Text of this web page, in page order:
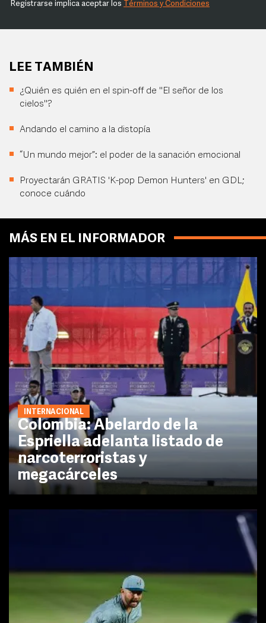
Registrarse implica aceptar los Términos y Condiciones
LEE TAMBIÉN
¿Quién es quién en el spin-off de "El señor de los
cielos"?
Andando el camino a la distopía
“Un mundo mejor”: el poder de la sanación emocional
Proyectarán GRATIS 'K-pop Demon Hunters' en GDL;
conoce cuándo
MÁS EN EL INFORMADOR
INTERNACIONAL
Colombia: Abelardo de la
Espriella adelanta listado de
narcoterroristas y
megacárceles